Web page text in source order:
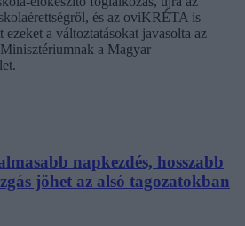
és az oviKRÉTA is
a változtatásokat javasolta az
a Magyar
napkezdés, hosszabb
jöhet az alsó tagozatokban